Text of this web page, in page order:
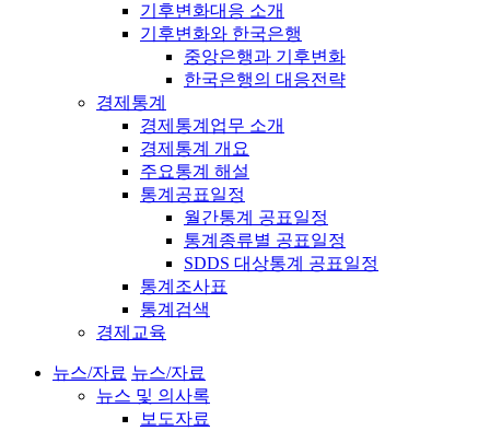
기후변화대응 소개
기후변화와 한국은행
중앙은행과 기후변화
한국은행의 대응전략
경제통계
경제통계업무 소개
경제통계 개요
주요통계 해설
통계공표일정
월간통계 공표일정
통계종류별 공표일정
SDDS 대상통계 공표일정
통계조사표
통계검색
경제교육
뉴스/자료 뉴스/자료
뉴스 및 의사록
보도자료